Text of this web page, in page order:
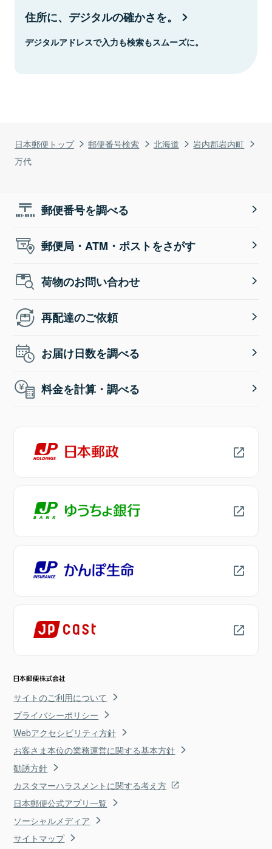
日本郵便トップ 郵便番号検索 北海道
岩内郡岩内町
万代
住所に、デジタルの確かさを。
デジタルアドレスで入力も検索もスムーズに。
郵便番号を調べる
郵便局・ATM・ポストをさがす
荷物のお問い合わせ
再配達のご依頼
お届け日数を調べる
料金を計算・調べる
サイトのご利用について
プライバシーポリシー
Webアクセシビリティ方針
お客さま本位の業務運営に関する基本方針
勧誘方針
カスタマーハラスメントに関する考え方
日本郵便公式アプリ一覧
ソーシャルメディア
サイトマップ